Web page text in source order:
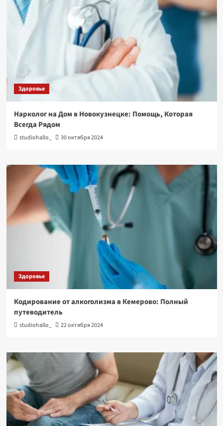
Здоровье
Нарколог на Дом в Новокузнецке: Помощь, Которая
Всегда Рядом
studiohallo_ 30 октября 2024
Здоровье
Кодирование от алкоголизма в Кемерово: Полный
путеводитель
studiohallo_ 22 октября 2024